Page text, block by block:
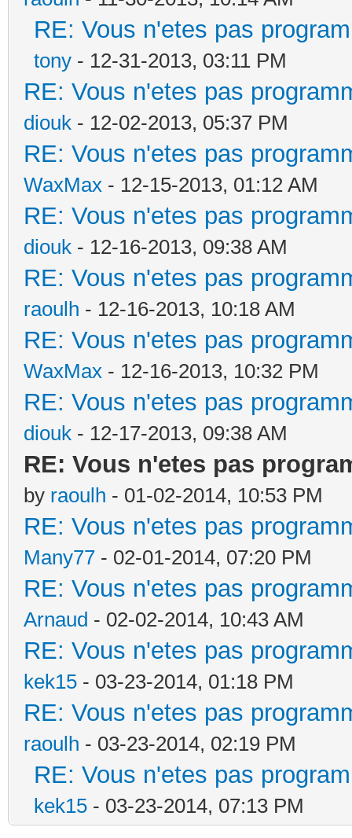
RE: Vous n'etes pas
tony - 12-31-2013, 03:11 PM
RE: Vous n'etes pas
diouk - 12-02-2013, 05:37 PM
RE: Vous n'etes pas
WaxMax - 12-15-2013, 01:12 AM
RE: Vous n'etes pas
diouk - 12-16-2013, 09:38 AM
RE: Vous n'etes pas
raoulh - 12-16-2013, 10:18 AM
RE: Vous n'etes pas
WaxMax - 12-16-2013, 10:32 PM
RE: Vous n'etes pas
diouk - 12-17-2013, 09:38 AM
RE: Vous n'etes pas
by raoulh - 01-02-2014, 10:53 PM
RE: Vous n'etes pas
Many77 - 02-01-2014, 07:20 PM
RE: Vous n'etes pas
Arnaud - 02-02-2014, 10:43 AM
RE: Vous n'etes pas
kek15 - 03-23-2014, 01:18 PM
RE: Vous n'etes pas
raoulh - 03-23-2014, 02:19 PM
RE: Vous n'etes pas
kek15 - 03-23-2014, 07:13 PM